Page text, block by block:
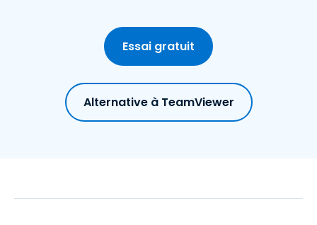
Essai gratuit
Alternative à TeamViewer